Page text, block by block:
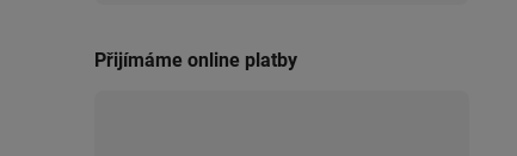
Přijímáme online platby